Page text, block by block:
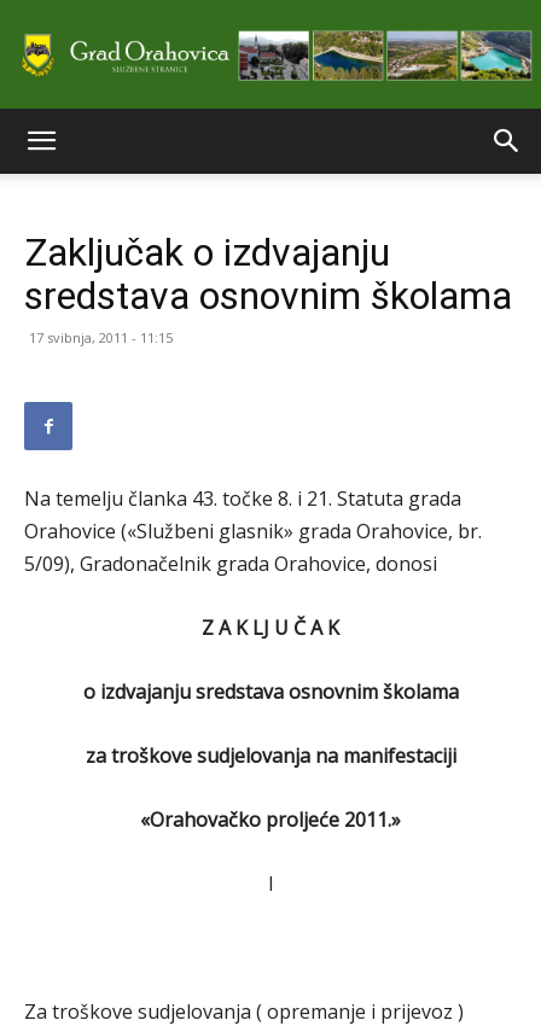
stranice
Zaključak o izdvajanju
sredstava osnovnim školama
17 svibnja, 2011 - 11:15
Na temelju članka 43. točke 8. i 21. Statuta grada
Orahovice («Službeni glasnik» grada Orahovice, br.
5/09), Gradonačelnik grada Orahovice, donosi
Z A K LJ U Č A K
o izdvajanju sredstava osnovnim školama
za troškove sudjelovanja na manifestaciji
«Orahovačko proljeće 2011.»
I
Za troškove sudjelovanja ( opremanje i prijevoz )